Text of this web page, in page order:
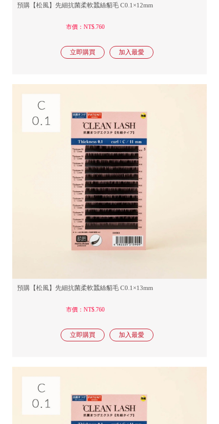
預購【松風】先細抗菌柔軟蠶絲貂毛 C0.1×12mm
市價：NT$.760
預購【松風】先細抗菌柔軟蠶絲貂毛 C0.1×13mm
市價：NT$.760